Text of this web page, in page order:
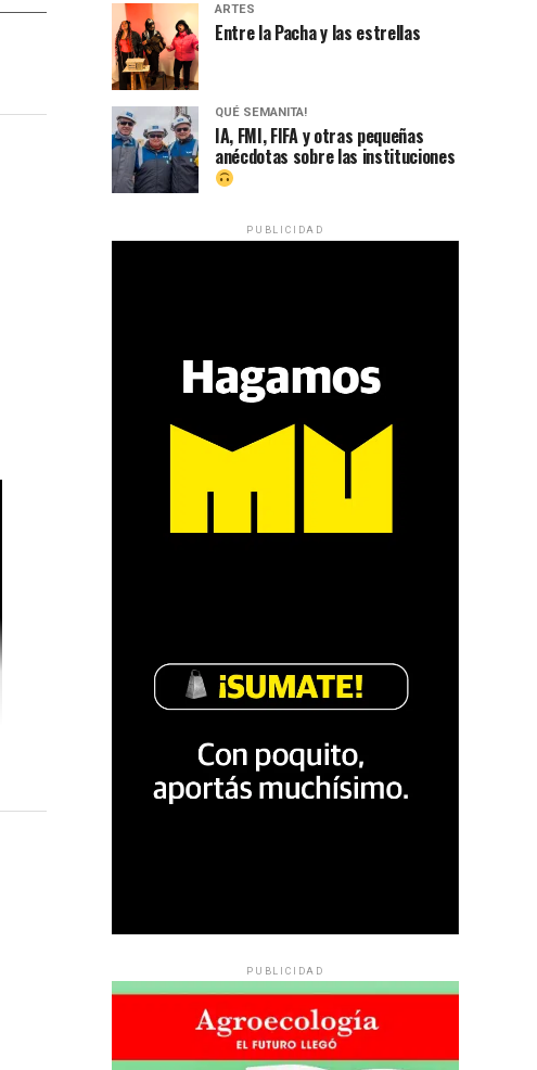
ARTES
Entre la Pacha y las estrellas
QUÉ SEMANITA!
IA, FMI, FIFA y otras pequeñas
anécdotas sobre las instituciones
PUBLICIDAD
PUBLICIDAD